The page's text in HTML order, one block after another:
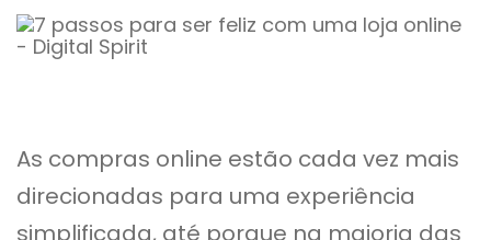
As compras online estão cada vez mais
direcionadas para uma experiência
simplificada, até porque na maioria das